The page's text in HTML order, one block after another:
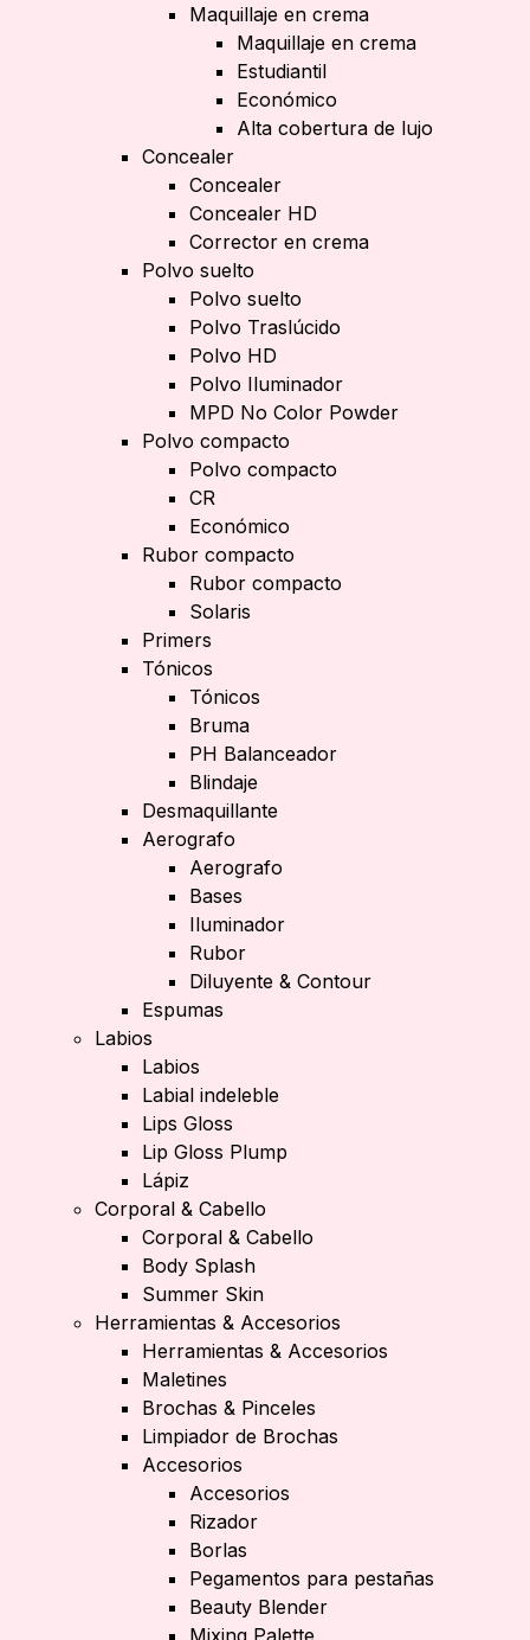
Maquillaje en crema
Maquillaje en crema
Estudiantil
Económico
Alta cobertura de lujo
Concealer
Concealer
Concealer HD
Corrector en crema
Polvo suelto
Polvo suelto
Polvo Traslúcido
Polvo HD
Polvo Iluminador
MPD No Color Powder
Polvo compacto
Polvo compacto
CR
Económico
Rubor compacto
Rubor compacto
Solaris
Primers
Tónicos
Tónicos
Bruma
PH Balanceador
Blindaje
Desmaquillante
Aerografo
Aerografo
Bases
Iluminador
Rubor
Diluyente & Contour
Espumas
Labios
Labios
Labial indeleble
Lips Gloss
Lip Gloss Plump
Lápiz
Corporal & Cabello
Corporal & Cabello
Body Splash
Summer Skin
Herramientas & Accesorios
Herramientas & Accesorios
Maletines
Brochas & Pinceles
Limpiador de Brochas
Accesorios
Accesorios
Rizador
Borlas
Pegamentos para pestañas
Beauty Blender
Mixing Palette